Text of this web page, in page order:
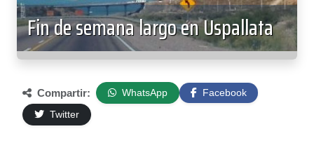
Fin de semana largo en Uspallata
Compartir: WhatsApp
Facebook
Twitter